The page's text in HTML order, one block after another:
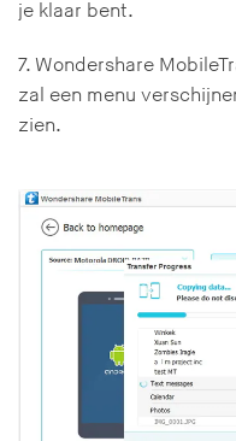
je klaar bent.
7. Wondershare
zal een menu
zien.